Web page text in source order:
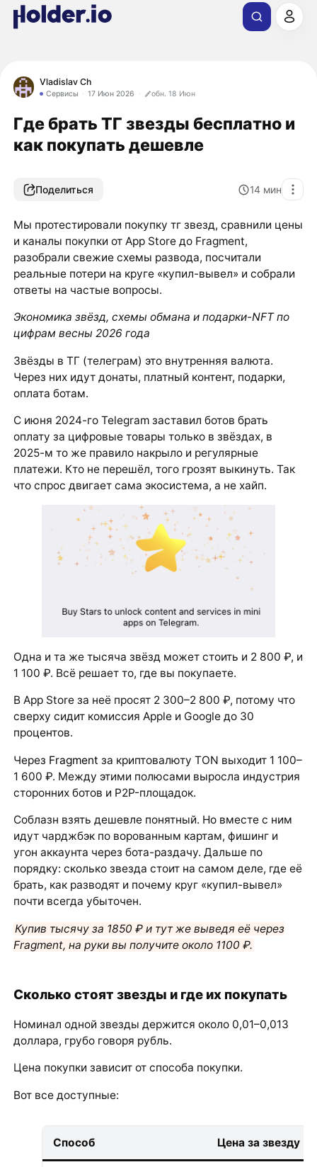
Vladislav Ch
Сервисы 17 Июн 2026 обн. 18 Июн
Где брать ТГ звезды бесплатно и
как покупать дешевле
Поделиться 14 мин
Мы протестировали покупку тг звезд, сравнили цены
и каналы покупки от App Store до Fragment,
разобрали свежие схемы развода, посчитали
реальные потери на круге «купил-вывел» и собрали
ответы на частые вопросы.
Экономика звёзд, схемы обмана и подарки-NFT по
цифрам весны 2026 года
Звёзды в ТГ (телеграм) это внутренняя валюта.
Через них идут донаты, платный контент, подарки,
оплата ботам.
С июня 2024-го Telegram заставил ботов брать
оплату за цифровые товары только в звёздах, в
2025-м то же правило накрыло и регулярные
платежи. Кто не перешёл, того грозят выкинуть. Так
что спрос двигает сама экосистема, а не хайп.
Одна и та же тысяча звёзд может стоить и 2 800 ₽, и
1 100 ₽. Всё решает то, где вы покупаете.
В App Store за неё просят 2 300–2 800 ₽, потому что
сверху сидит комиссия Apple и Google до 30
процентов.
Через Fragment за криптовалюту TON выходит 1 100–
1 600 ₽. Между этими полюсами выросла индустрия
сторонних ботов и P2P-площадок.
Соблазн взять дешевле понятный. Но вместе с ним
идут чарджбэк по ворованным картам, фишинг и
угон аккаунта через бота-раздачу. Дальше по
порядку: сколько звезда стоит на самом деле, где её
брать, как разводят и почему круг «купил-вывел»
почти всегда убыточен.
Купив тысячу за 1850 ₽ и тут же выведя её через
Fragment, на руки вы получите около 1100 ₽.
Сколько стоят звезды и где их покупать
Номинал одной звезды держится около 0,01–0,013
доллара, грубо говоря рубль.
Цена покупки зависит от способа покупки.
Вот все доступные:
Способ Цена за звезду